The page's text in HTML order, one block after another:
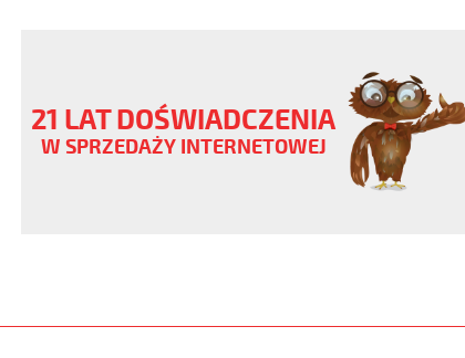
21 LAT DOŚWIADCZENIA
W SPRZEDAŻY INTERNETOWEJ